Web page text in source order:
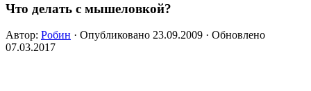
Что делать с мышеловкой?
Автор: Робин · Опубликовано 23.09.2009 · Обновлено
07.03.2017